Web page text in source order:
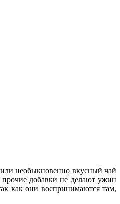
необыкновенно вкусный чай
добавки не делают ужин
как они воспринимаются там,